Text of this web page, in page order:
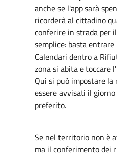
anche se l'app sarà
ricorderà al cittadino
conferire in strada per
semplice: basta
Calendari dentro a
zona si abita e toccare
Qui si può impostare
essere avvisati il
preferito.
Se nel territorio non è
ma il conferimento